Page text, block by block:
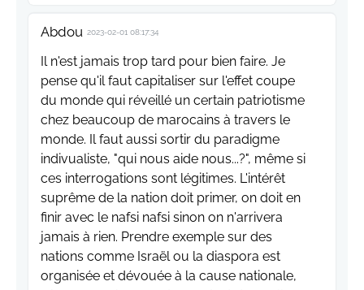
Abdou 2023-02-01 08:17:34
Il n'est jamais trop tard pour bien faire. Je
pense qu'il faut capitaliser sur l'effet coupe
du monde qui réveillé un certain patriotisme
chez beaucoup de marocains à travers le
monde. Il faut aussi sortir du paradigme
indivualiste, "qui nous aide nous...?", même si
ces interrogations sont légitimes. L'intérêt
suprême de la nation doit primer, on doit en
finir avec le nafsi nafsi sinon on n'arrivera
jamais à rien. Prendre exemple sur des
nations comme Israël ou la diaspora est
organisée et dévouée à la cause nationale,